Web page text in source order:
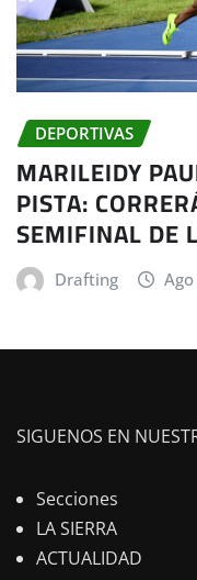
DEPORTIVAS
MARILEIDY
PISTA:
SEMIFINAL DE
Drafting
SIGUENOS EN
Secciones
LA SIERRA
ACTUALIDAD